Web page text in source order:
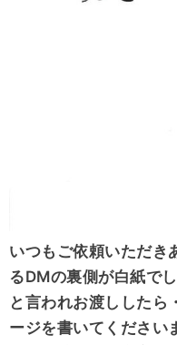
いつもご依頼いただき
るDMの裏側が白紙で
と言われお渡ししたら
ージを書いてください